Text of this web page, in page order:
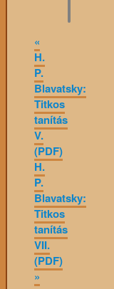
«
H.
P.
Blavatsky:
Titkos
tanítás
V.
(PDF)
H.
P.
Blavatsky:
Titkos
tanítás
VII.
(PDF)
»